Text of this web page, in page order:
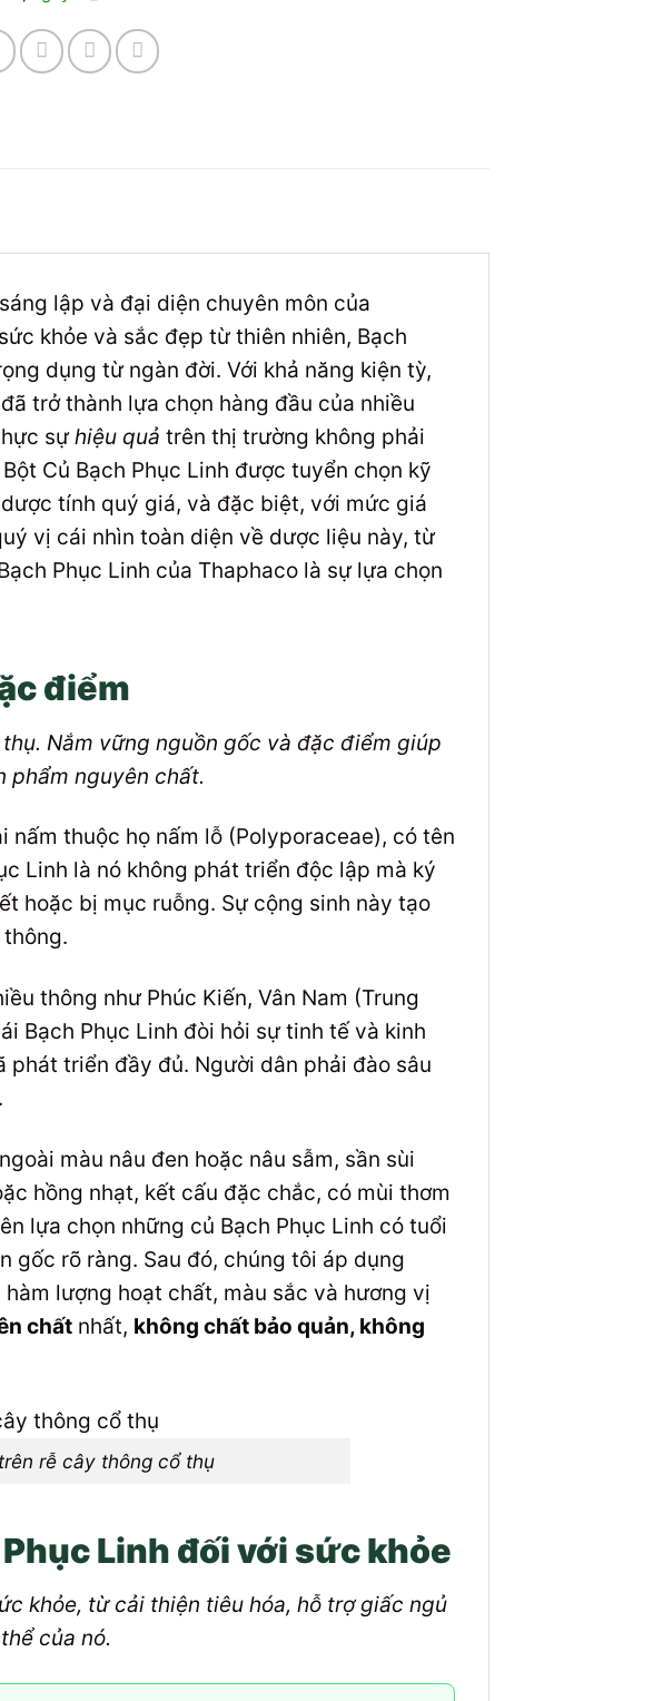
lập và đại diện chuyên môn của
khỏe và sắc đẹp từ thiên nhiên, Bạch
dụng từ ngàn đời. Với khả năng kiện tỳ,
trở thành lựa chọn hàng đầu của nhiều
sựhiệu quả trên thị trường không phải
Củ Bạch Phục Linh được tuyển chọn kỹ
tính quý giá, và đặc biệt, với mức giá
vị cái nhìn toàn diện về dược liệu này, từ
Phục Linh của Thaphaco là sự lựa chọn
điểm
Nắm vững nguồn gốc và đặc điểm giúp
phẩm nguyên chất.
nấm thuộc họ nấm lỗ (Polyporaceae), có tên
Linh là nó không phát triển độc lập mà ký
hoặc bị mục ruỗng. Sự cộng sinh này tạo
thông như Phúc Kiến, Vân Nam (Trung
Bạch Phục Linh đòi hỏi sự tinh tế và kinh
phát triển đầy đủ. Người dân phải đào sâu
màu nâu đen hoặc nâu sẫm, sần sùi
hồng nhạt, kết cấu đặc chắc, có mùi thơm
lựa chọn những củ Bạch Phục Linh có tuổi
gốc rõ ràng. Sau đó, chúng tôi áp dụng
lượng hoạt chất, màu sắc và hương vị
chất nhất, không chất bảo quản, không
rễ cây thông cổ thụ
Linh đối với sức khỏe
khỏe, từ cải thiện tiêu hóa, hỗ trợ giấc ngủ
của nó.